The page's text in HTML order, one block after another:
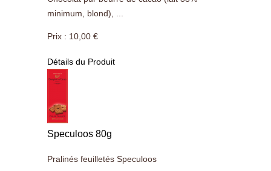
minimum, blond), ...
Prix : 10,00 €
Détails du Produit
Speculoos 80g
Pralinés feuilletés Speculoos